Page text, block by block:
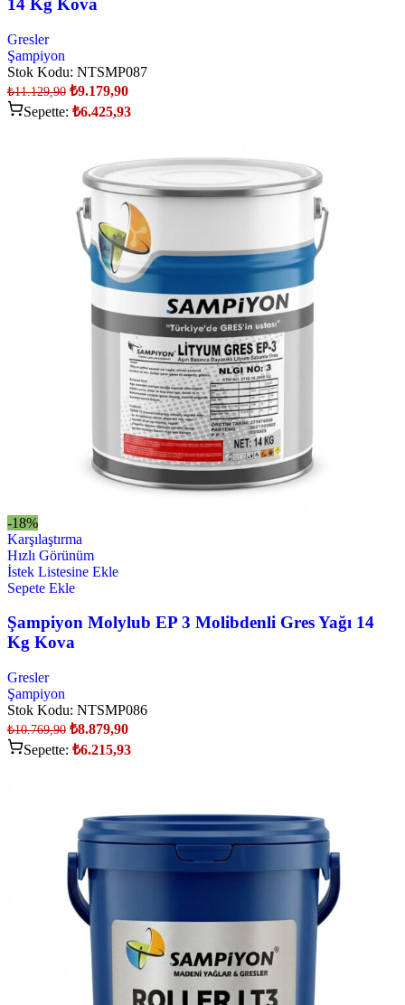
14 Kg Kova
Gresler
Şampiyon
Stok Kodu: NTSMP087
₺11.129,90 ₺9.179,90
Sepette: ₺6.425,93
-18%
Karşılaştırma
Hızlı Görünüm
İstek Listesine Ekle
Sepete Ekle
Şampiyon Molylub EP 3 Molibdenli Gres Yağı 14
Kg Kova
Gresler
Şampiyon
Stok Kodu: NTSMP086
₺10.769,90 ₺8.879,90
Sepette: ₺6.215,93